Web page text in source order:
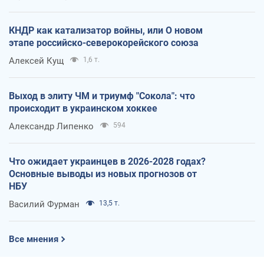
КНДР как катализатор войны, или О новом
этапе российско-северокорейского союза
Алексей Кущ 1,6 т.
Выход в элиту ЧМ и триумф "Сокола": что
происходит в украинском хоккее
Александр Липенко 594
Что ожидает украинцев в 2026-2028 годах?
Основные выводы из новых прогнозов от
НБУ
Василий Фурман 13,5 т.
Все мнения